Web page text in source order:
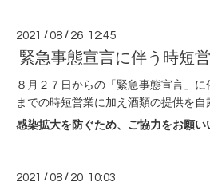
2021 /08 / 26 12:45
緊急事態宣言に伴う時短
８月２７日からの「緊急事態宣言」に
までの時短営業に加え酒類の提供を自
感染拡大を防ぐため、ご協力をお願い
2021 /08 / 20 10:03